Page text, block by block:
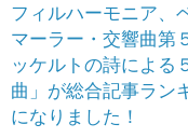
フィルハーモニア、
マーラー・交響曲第
ッケルトの詩による
曲」が総合記事ラン
になりました！